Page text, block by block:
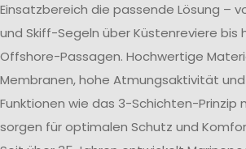
Einsatzbereich die passende Lösung –
und Skiff-Segeln über Küstenreviere bis
Offshore-Passagen. Hochwertige
Membranen, hohe Atmungsaktivität
Funktionen wie das 3-Schichten-Prinzip
sorgen für optimalen Schutz und